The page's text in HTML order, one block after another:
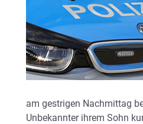
am gestrigen Nachmittag
Unbekannter ihrem Sohn